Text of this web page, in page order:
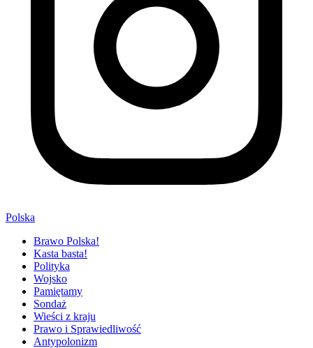
Polska
Brawo Polska!
Kasta basta!
Polityka
Wojsko
Pamiętamy
Sondaż
Wieści z kraju
Prawo i Sprawiedliwość
Antypolonizm